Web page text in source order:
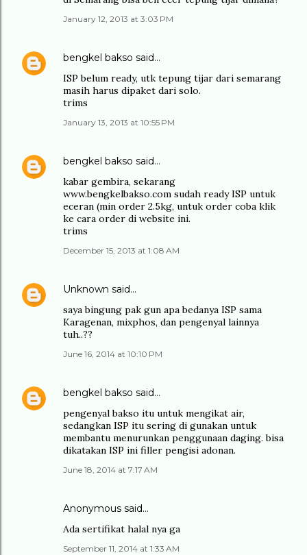
January 12, 2013 at 3:03 PM
bengkel bakso said…
ISP belum ready, utk tepung tijar dari semarang
masih harus dipaket dari solo.
trims
January 13, 2013 at 10:55 PM
bengkel bakso said…
kabar gembira, sekarang
www.bengkelbakso.com sudah ready ISP untuk
eceran (min order 2.5kg, untuk order coba klik
ke cara order di website ini.
trims
December 15, 2013 at 1:08 AM
Unknown said…
saya bingung pak gun apa bedanya ISP sama
Karagenan, mixphos, dan pengenyal lainnya
tuh..??
June 16, 2014 at 10:10 PM
bengkel bakso said…
pengenyal bakso itu untuk mengikat air,
sedangkan ISP itu sering di gunakan untuk
membantu menurunkan penggunaan daging. bisa
dikatakan ISP ini filler pengisi adonan.
June 18, 2014 at 7:17 AM
Anonymous said…
Ada sertifikat halal nya ga
September 11, 2014 at 1:33 AM